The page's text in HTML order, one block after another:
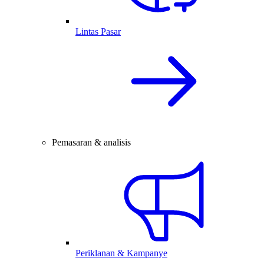
Lintas Pasar
Pemasaran & analisis
Periklanan & Kampanye